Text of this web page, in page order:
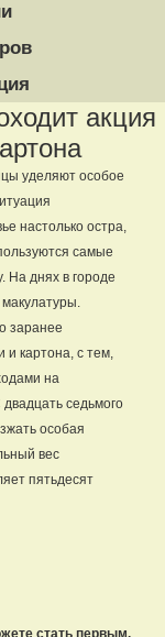
акция
уделяют особое
настолько остра,
самые
На днях в городе
заранее
и картона, с тем,
на
седьмого
особая
вес
пятьдесят
стать первым.